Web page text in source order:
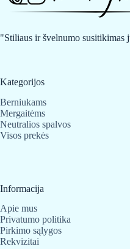
"Stiliaus ir švelnumo susitikimas
Kategorijos
Berniukams
Mergaitėms
Neutralios spalvos
Visos prekės
Informacija
Apie mus
Privatumo politika
Pirkimo sąlygos
Rekvizitai